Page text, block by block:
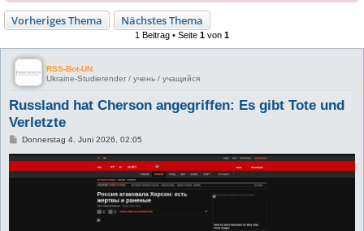
Vorheriges Thema Nächstes Thema
1 Beitrag • Seite 1 von 1
RSS-Bot-UN
Ukraine-Studierender / учень / учащийся
Russland hat Cherson angegriffen: Es gibt Tote und
Verletzte
B
r
Donnerstag 4. Juni 2026, 02:05